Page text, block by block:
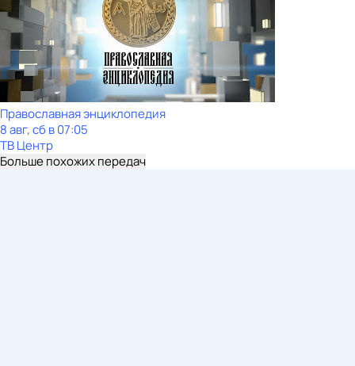
Православная энциклопедия
8 авг, сб в 07:05
ТВ Центр
Больше похожих передач